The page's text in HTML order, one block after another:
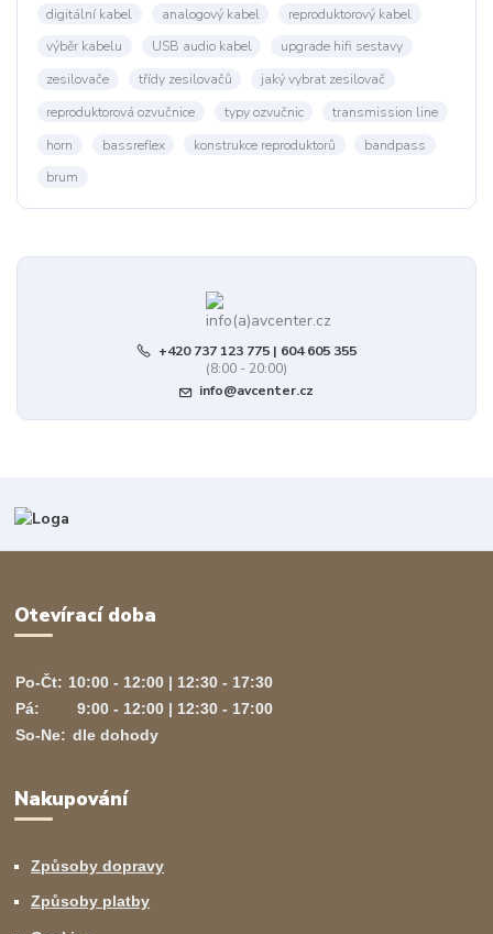
digitální kabel
analogový kabel
reproduktorový kabel
výběr kabelu
USB audio kabel
upgrade hifi sestavy
zesilovače
třídy zesilovačů
jaký vybrat zesilovač
reproduktorová ozvučnice
typy ozvučnic
transmission line
horn
bassreflex konstrukce reproduktorů
bandpass
brum
+420 737 123 775 | 604 605 355
(8:00 - 20:00)
info@avcenter.cz
Otevírací doba
Po-Čt: 10:00 - 12:00 | 12:30 - 17:30
Pá:
9:00 - 12:00 | 12:30 - 17:00
So-Ne: dle dohody
Nakupování
Způsoby dopravy
Způsoby platby